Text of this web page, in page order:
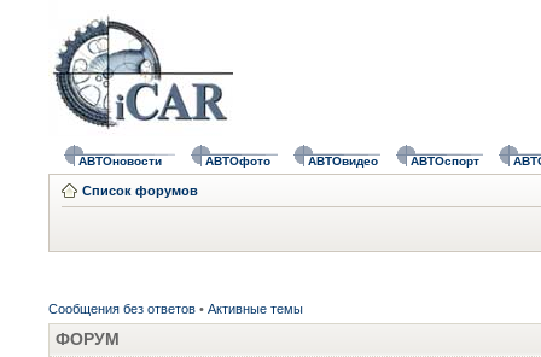
АВТОновости АВТОфото АВТОвидео АВТОспорт
Список форумов
Сообщения без ответов • Активные темы
ФОРУМ